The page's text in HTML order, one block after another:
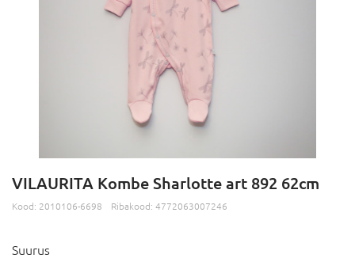
VILAURITA Kombe Sharlotte art 892 62cm
Kood: 2010106-6698 Ribakood: 4772063007246
Suurus